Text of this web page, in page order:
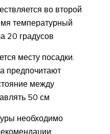
во второй
температурный
20 градусов
месту посадки.
предпочитают
между
50 см
необходимо